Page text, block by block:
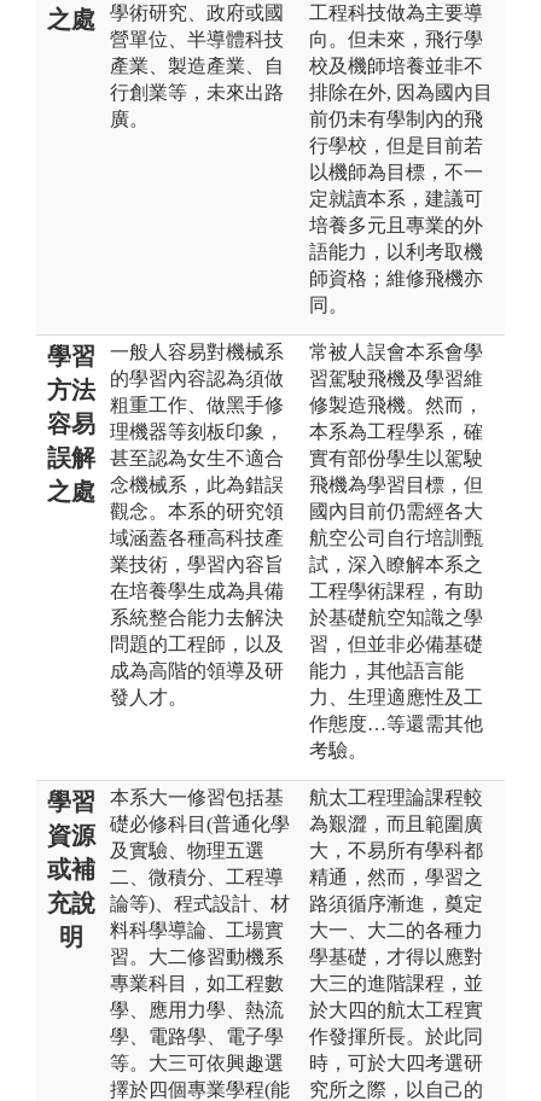
之處
學術研究、政府或國
營單位、半導體科技
產業、製造產業、自
行創業等，未來出路
廣。
工程科技做為主要導
向。但未來，飛行學
校及機師培養並非不
排除在外, 因為國內目
前仍未有學制內的飛
行學校，但是目前若
以機師為目標，不一
定就讀本系，建議可
培養多元且專業的外
語能力，以利考取機
師資格；維修飛機亦
同。
學習
方法
容易
誤解
之處
一般人容易對機械系
的學習內容認為須做
粗重工作、做黑手修
理機器等刻板印象，
甚至認為女生不適合
念機械系，此為錯誤
觀念。本系的研究領
域涵蓋各種高科技產
業技術，學習內容旨
在培養學生成為具備
系統整合能力去解決
問題的工程師，以及
成為高階的領導及研
發人才。
常被人誤會本系會學
習駕駛飛機及學習維
修製造飛機。然而，
本系為工程學系，確
實有部份學生以駕駛
飛機為學習目標，但
國內目前仍需經各大
航空公司自行培訓甄
試，深入瞭解本系之
工程學術課程，有助
於基礎航空知識之學
習，但並非必備基礎
能力，其他語言能
力、生理適應性及工
作態度…等還需其他
考驗。
學習
資源
或補
充說
明
本系大一修習包括基
礎必修科目(普通化學
及實驗、物理五選
二、微積分、工程導
論等)、程式設計、材
料科學導論、工場實
習。大二修習動機系
專業科目，如工程數
學、應用力學、熱流
學、電路學、電子學
等。大三可依興趣選
擇於四個專業學程(能
航太工程理論課程較
為艱澀，而且範圍廣
大，不易所有學科都
精通，然而，學習之
路須循序漸進，奠定
大一、大二的各種力
學基礎，才得以應對
大三的進階課程，並
於大四的航太工程實
作發揮所長。於此同
時，可於大四考選研
究所之際，以自己的